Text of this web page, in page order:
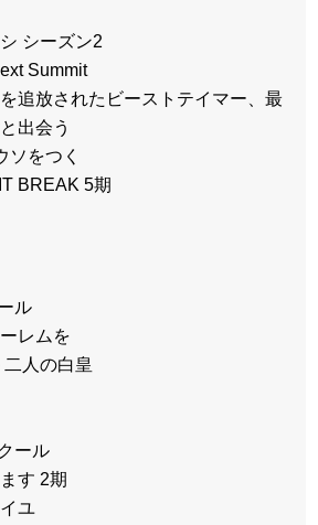
シーズン2
Summit
追放されたビーストテイマー、最
出会う
ソをつく
BREAK 5期
ル
レムを
人の白皇
ール
す 2期
ユ